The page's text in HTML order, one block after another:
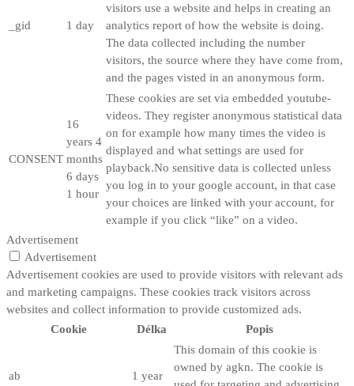
_gid 1 day
visitors use a website and helps in creating an
analytics report of how the website is doing.
The data collected including the number
visitors, the source where they have come from,
and the pages visted in an anonymous form.
CONSENT
16
years 4
months
6 days
1 hour
These cookies are set via embedded youtube-
videos. They register anonymous statistical data
on for example how many times the video is
displayed and what settings are used for
playback.No sensitive data is collected unless
you log in to your google account, in that case
your choices are linked with your account, for
example if you click “like” on a video.
Advertisement
Advertisement
Advertisement cookies are used to provide visitors with relevant ads
and marketing campaigns. These cookies track visitors across
websites and collect information to provide customized ads.
Cookie
Délka Popis
ab 1 year
This domain of this cookie is
owned by agkn. The cookie is